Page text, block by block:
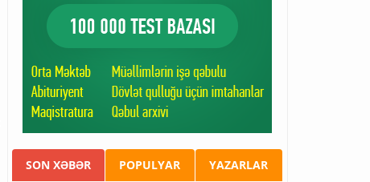
SON XƏBƏR POPULYAR YAZARLAR